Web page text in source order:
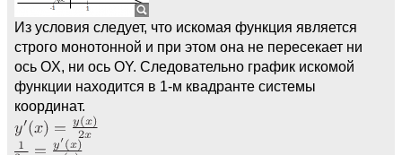
Из условия следует, что искомая функция является
строго монотонной и при этом она не пересекает ни
ось OX, ни ось OY. Следовательно график искомой
функции находится в 1-м квадранте системы
координат.